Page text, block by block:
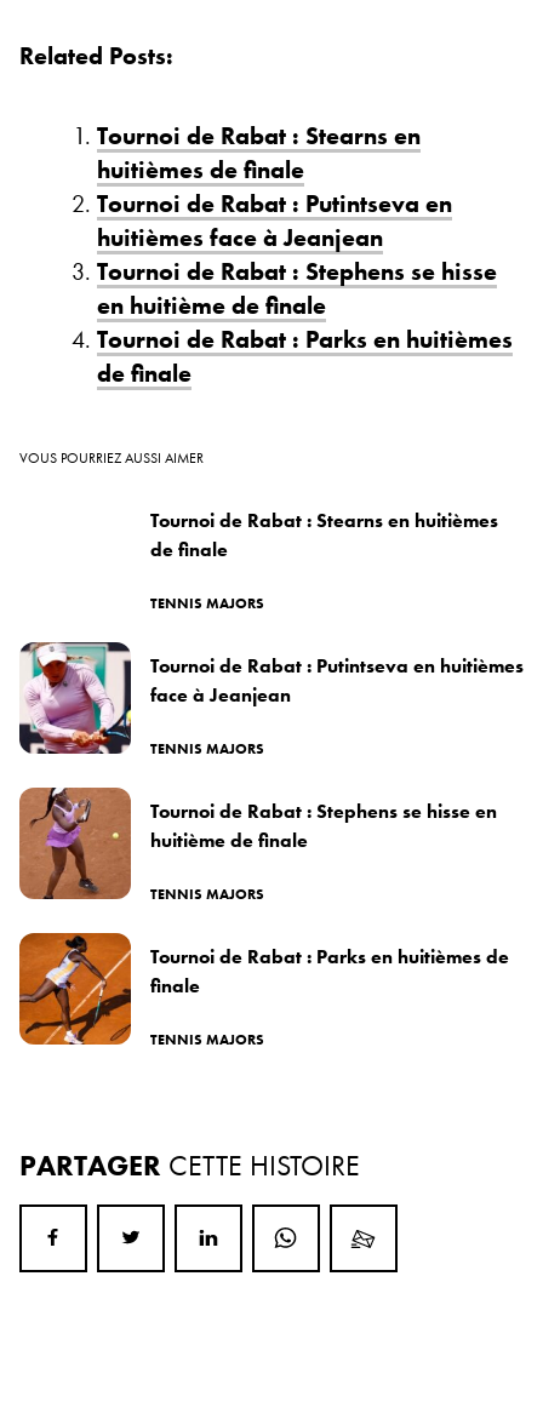
Related Posts:
Tournoi de Rabat : Stearns en
huitièmes de finale
Tournoi de Rabat : Putintseva en
huitièmes face à Jeanjean
Tournoi de Rabat : Stephens se hisse
en huitième de finale
Tournoi de Rabat : Parks en huitièmes
de finale
VOUS POURRIEZ AUSSI AIMER
Tournoi de Rabat : Stearns en huitièmes
de finale
TENNIS MAJORS
Tournoi de Rabat : Putintseva en huitièmes
face à Jeanjean
TENNIS MAJORS
Tournoi de Rabat : Stephens se hisse en
huitième de finale
TENNIS MAJORS
Tournoi de Rabat : Parks en huitièmes de
finale
TENNIS MAJORS
PARTAGER CETTE HISTOIRE